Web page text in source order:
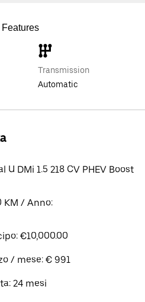
Features
Transmission
Automatic
U DMi 1.5 218 CV PHEV Boost
KM / Anno:
€10,000.00
/ mese: € 991
24 mesi